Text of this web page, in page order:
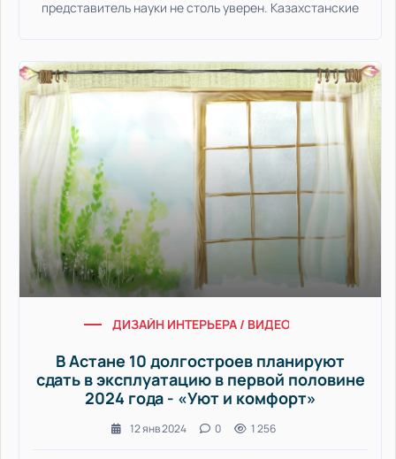
представитель науки не столь уверен. Казахстанские
ДИЗАЙН ИНТЕРЬЕРА / ВИДЕО НОВОСТИ /
В Астане 10 долгостроев планируют
сдать в эксплуатацию в первой половине
2024 года - «Уют и комфорт»
12 янв 2024 0 1 256